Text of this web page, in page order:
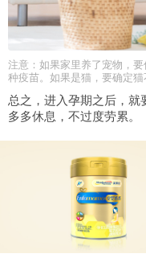
注意：如果家里养了宠物，
种疫苗。如果是猫，要确定猫
总之，进入孕期之后，就
多多休息，不过度劳累。